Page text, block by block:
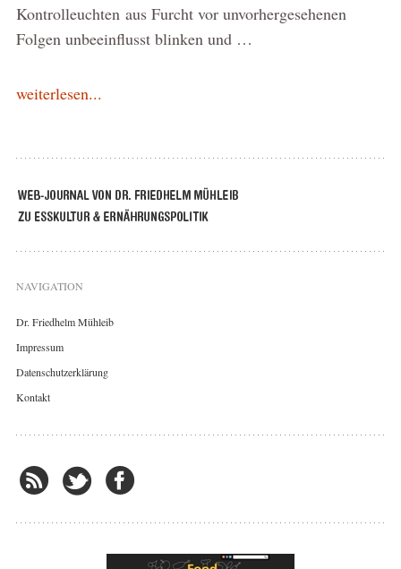
Kontrolleuchten aus Furcht vor unvorhergesehenen
Folgen unbeeinflusst blinken und …
weiterlesen...
NAVIGATION
Dr. Friedhelm Mühleib
Impressum
Datenschutzerklärung
Kontakt